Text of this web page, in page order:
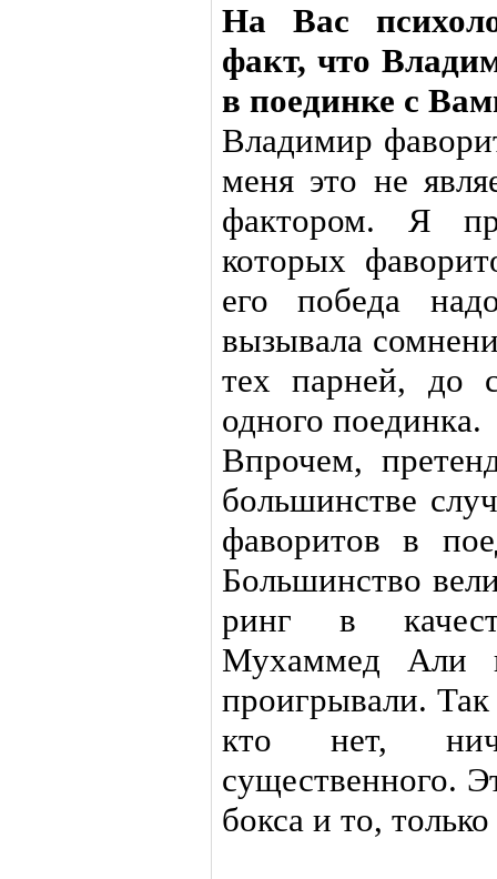
На Вас
факт, что
в поединке с
Владимир
меня это не
фактором. Я
которых
его победа
вызывала
тех парней, до
одного поединка.
Впрочем,
большинстве
фаворитов в
Большинство
ринг в
Мухаммед Али
проигрывали.
кто нет,
существенного.
бокса и то,